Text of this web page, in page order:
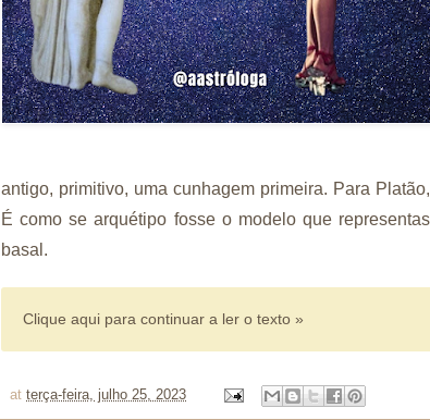
antigo, primitivo, uma cunhagem primeira. Para
É como se arquétipo fosse o modelo que
basal.
Clique aqui para continuar a ler o texto »
at terça-feira, julho 25, 2023